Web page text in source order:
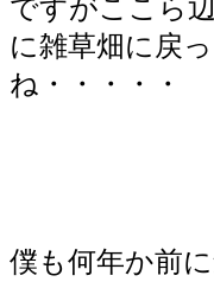
ですがここら
に雑草畑に戻
ね・・・・・
僕も何年か前